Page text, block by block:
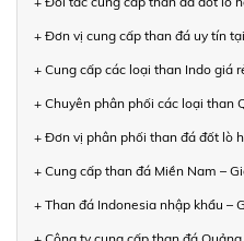
+ Đơn vị cung cấp than đá uy tín
+ Cung cấp các loại than Indo giá
+ Chuyên phân phối các loại than
+ Đơn vị phân phối than đá đốt lò
+ Cung cấp than đá Miền Nam –
+ Than đá Indonesia nhập khẩu –